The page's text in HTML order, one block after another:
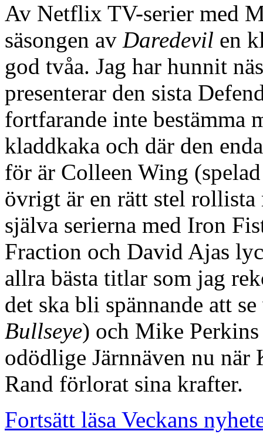
Av Netflix TV-serier med
säsongen av Daredevil en
god tvåa. Jag har hunnit
presenterar den sista
fortfarande inte bestämma
kladdkaka och där den
för är Colleen Wing
övrigt är en rätt stel
själva serierna med Iron
Fraction och David Ajas
allra bästa titlar som jag
det ska bli spännande att
Bullseye) och Mike
odödlige Järnnäven nu
Rand förlorat sina krafter.
Fortsätt läsa Veckans